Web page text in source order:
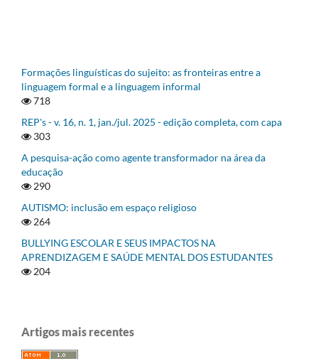
Formações linguísticas do sujeito: as fronteiras entre a
linguagem formal e a linguagem informal
718
REP's - v. 16, n. 1, jan./jul. 2025 - edição completa, com capa
303
A pesquisa-ação como agente transformador na área da
educação
290
AUTISMO: inclusão em espaço religioso
264
BULLYING ESCOLAR E SEUS IMPACTOS NA
APRENDIZAGEM E SAÚDE MENTAL DOS ESTUDANTES
204
Artigos mais recentes